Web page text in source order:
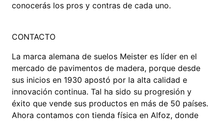
conocerás los pros y contras de cada uno.
CONTACTO
La marca alemana de suelos Meister es líder en el
mercado de pavimentos de madera, porque desde
sus inicios en 1930 apostó por la alta calidad e
innovación continua. Tal ha sido su progresión y
éxito que vende sus productos en más de 50 países.
Ahora contamos con tienda física en Alfoz, donde